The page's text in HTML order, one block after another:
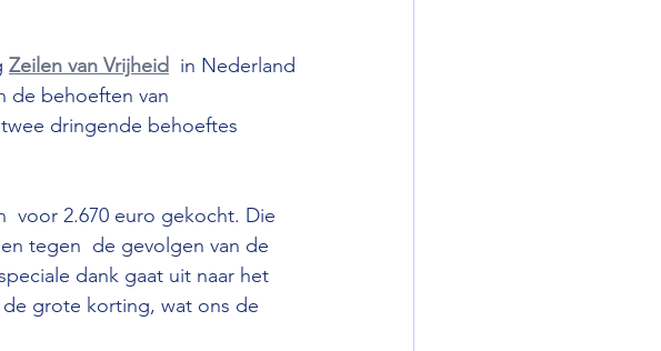
Zeilen van Vrijheid
  in Nederland
de behoeften van
dringende behoeftes
voor 2.670 euro gekocht. Die
tegen  de gevolgen van de
dank gaat uit naar het
grote korting, wat ons de